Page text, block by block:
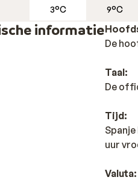
3°C
9°C
informatie
De
Taal:
De
Tijd:
uur
Valuta: